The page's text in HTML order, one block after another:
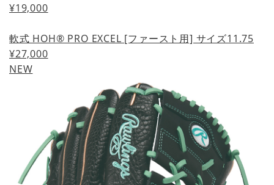
¥19,000
軟式 HOH® PRO EXCEL [ファースト用] サイズ11.75
¥27,000
NEW